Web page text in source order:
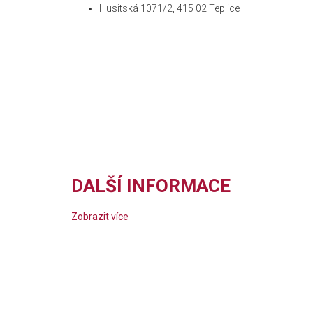
Husitská 1071/2, 415 02 Teplice
DALŠÍ INFORMACE
Zobrazit více